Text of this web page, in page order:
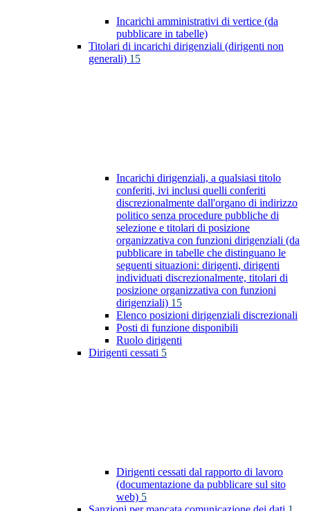
Incarichi amministrativi di vertice (da
pubblicare in tabelle)
Titolari di incarichi dirigenziali (dirigenti non
generali) 15
Incarichi dirigenziali, a qualsiasi titolo
conferiti, ivi inclusi quelli conferiti
discrezionalmente dall'organo di indirizzo
politico senza procedure pubbliche di
selezione e titolari di posizione
organizzativa con funzioni dirigenziali (da
pubblicare in tabelle che distinguano le
seguenti situazioni: dirigenti, dirigenti
individuati discrezionalmente, titolari di
posizione organizzativa con funzioni
dirigenziali) 15
Elenco posizioni dirigenziali discrezionali
Posti di funzione disponibili
Ruolo dirigenti
Dirigenti cessati 5
Dirigenti cessati dal rapporto di lavoro
(documentazione da pubblicare sul sito
web) 5